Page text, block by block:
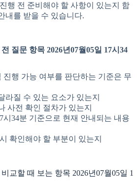
행 전 준비해야 할 사항이 있는지 함
내를 받을 수 있습니다.
질문 항목 2026년07월05일 17시34
진행 가능 여부를 판단하는 기준은 무
라질 수 있는 요소가 있는지
사전 확인 절차가 있는지
시34분 기준으로 현재 안내되는 내용
확인해야 할 부분이 있는지
교할 때 보는 항목 2026년07월05일 1